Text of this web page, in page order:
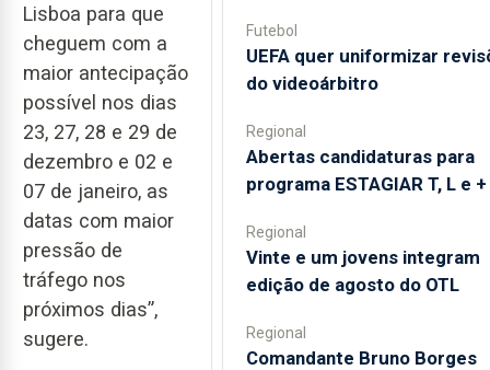
Lisboa para que
cheguem com a
maior antecipação
possível nos dias
23, 27, 28 e 29 de
dezembro e 02 e
07 de janeiro, as
datas com maior
pressão de
tráfego nos
próximos dias”,
sugere.
Futebol
UEFA quer uniformizar
do videoárbitro
Regional
Abertas candidaturas para
programa ESTAGIAR T, L e +
Regional
Vinte e um jovens integram
edição de agosto do OTL
Regional
Comandante Bruno Borges